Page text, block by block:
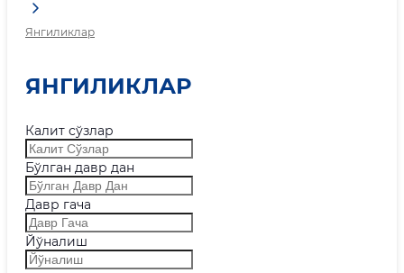
Янгиликлар
ЯНГИЛИКЛАР
Калит сўзлар
Бўлган давр дан
Давр гача
Йўналиш